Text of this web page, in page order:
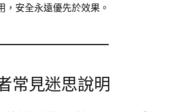
，安全永遠優先於效果。
常見迷思說明